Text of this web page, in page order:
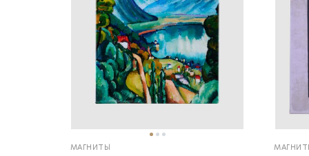
МАГНИТЫ